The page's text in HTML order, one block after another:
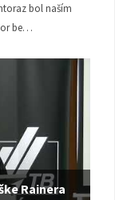
bol naším
be…
Rainera